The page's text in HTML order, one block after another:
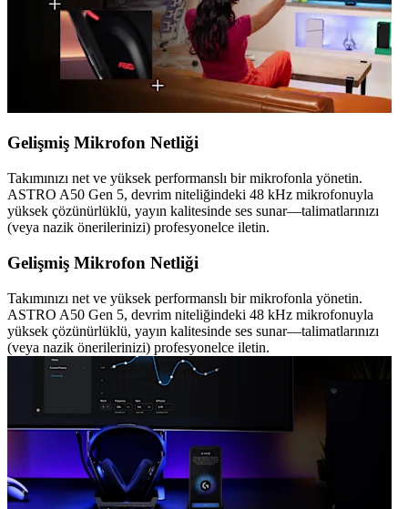
Gelişmiş Mikrofon Netliği
Takımınızı net ve yüksek performanslı bir mikrofonla yönetin.
ASTRO A50 Gen 5, devrim niteliğindeki 48 kHz mikrofonuyla
yüksek çözünürlüklü, yayın kalitesinde ses sunar—talimatlarınızı
(veya nazik önerilerinizi) profesyonelce iletin.
Gelişmiş Mikrofon Netliği
Takımınızı net ve yüksek performanslı bir mikrofonla yönetin.
ASTRO A50 Gen 5, devrim niteliğindeki 48 kHz mikrofonuyla
yüksek çözünürlüklü, yayın kalitesinde ses sunar—talimatlarınızı
(veya nazik önerilerinizi) profesyonelce iletin.